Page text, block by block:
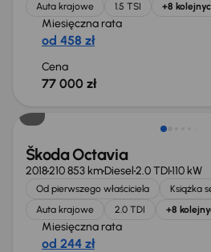
Auta krajowe
1.5 TSI +8
Miesięczna rata
od 458 zł
Cena
77 000 zł
Škoda Octavia
2018210 853 kmDiesel2.0 TDI110 kW
Od pierwszego właściciela
Książka
Auta krajowe
2.0 TDI +8
Miesięczna rata
od 244 zł